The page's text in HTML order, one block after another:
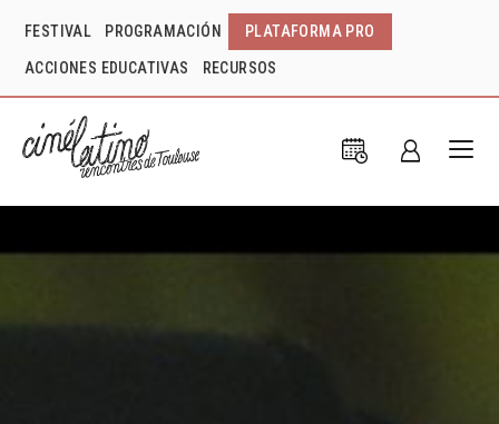
FESTIVAL PROGRAMACIÓN PLATAFORMA PRO
ACCIONES EDUCATIVAS RECURSOS